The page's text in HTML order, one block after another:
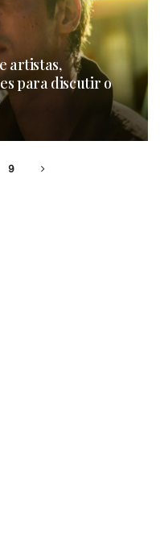
artistas,
para discutir o
9